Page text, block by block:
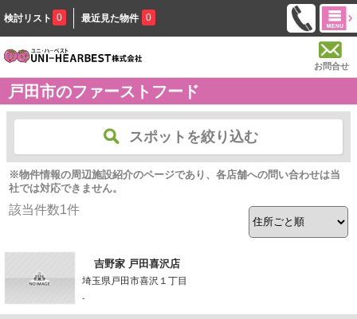
検討リスト 0 最近見た物件 0
お問合せ
戸田市のファーストフード
スポットを絞り込む
※物件情報の周辺施設紹介のページであり、各店舗への問い合わせは当
社では対応できません。
該当件数1件
吉野家 戸田喜沢店
埼玉県戸田市喜沢１丁目
-